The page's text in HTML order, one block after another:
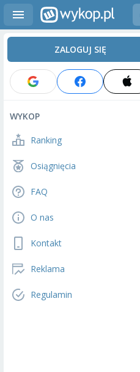
ZALOGUJ SIĘ
WYKOP
Ranking
Osiągnięcia
FAQ
O nas
Kontakt
Reklama
Regulamin